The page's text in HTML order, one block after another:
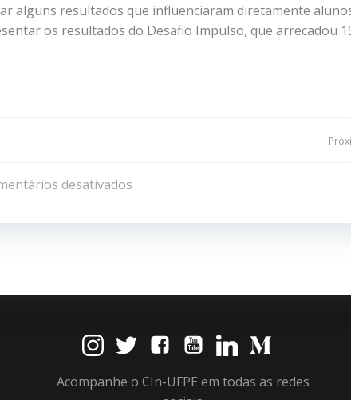
alguns resultados que influenciaram diretamente
os resultados do Desafio Impulso, que arrecadou
de
Post
desativados
Acompanhe o CIn-UFPE em todas as redes